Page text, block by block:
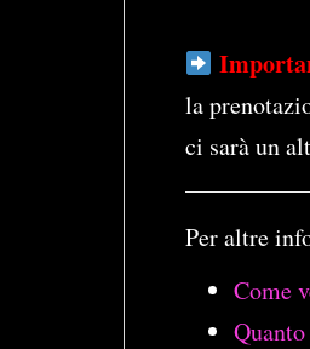
la
ci sarà un
Per altre
Come